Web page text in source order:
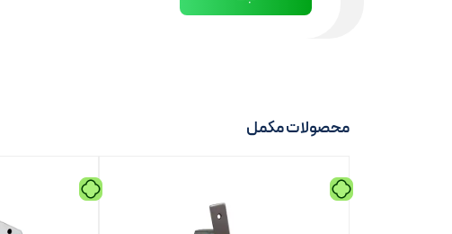
محصولات مکمل